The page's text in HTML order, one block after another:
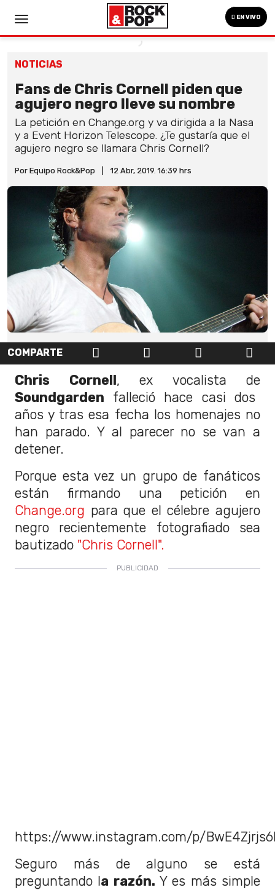
EN VIVO
NOTICIAS
Fans de Chris Cornell piden que
agujero negro lleve su nombre
La petición en Change.org y va dirigida a la Nasa
y a Event Horizon Telescope. ¿Te gustaría que el
agujero negro se llamara Chris Cornell?
Por Equipo Rock&Pop 12 Abr, 2019. 16:39 hrs
COMPARTE
Chris Cornell , ex vocalista de
Soundgarden falleció hace casi dos
años y tras esa fecha los homenajes no
han parado. Y al parecer no se van a
detener.
Porque esta vez un grupo de fanáticos
están firmando una petición en
Change.org para que el célebre agujero
negro recientemente fotografiado sea
bautizado "Chris Cornell".
https://www.instagram.com/p/
Seguro más de alguno se está
preguntando l a razón. Y es más simple